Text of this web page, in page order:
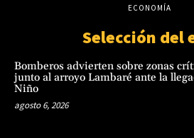
ECONOMÍA
Selección del
Bomberos advierten sobre zonas
junto al arroyo Lambaré ante la
Niño
agosto 6, 2026